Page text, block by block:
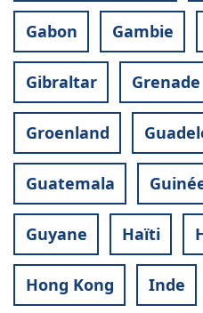
Gabon Gambie
Gibraltar Grenade
Groenland
Guatemala
Guyane Haïti
Hong Kong Inde